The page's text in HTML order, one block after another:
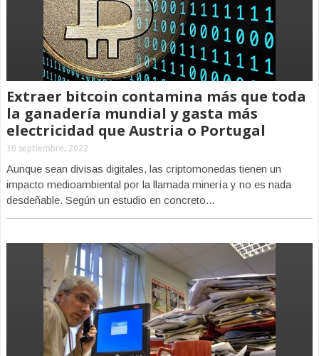
Extraer bitcoin contamina más que toda
la ganadería mundial y gasta más
electricidad que Austria o Portugal
30 septiembre, 2022
Aunque sean divisas digitales, las criptomonedas tienen un
impacto medioambiental por la llamada minería y no es nada
desdeñable. Según un estudio en concreto...